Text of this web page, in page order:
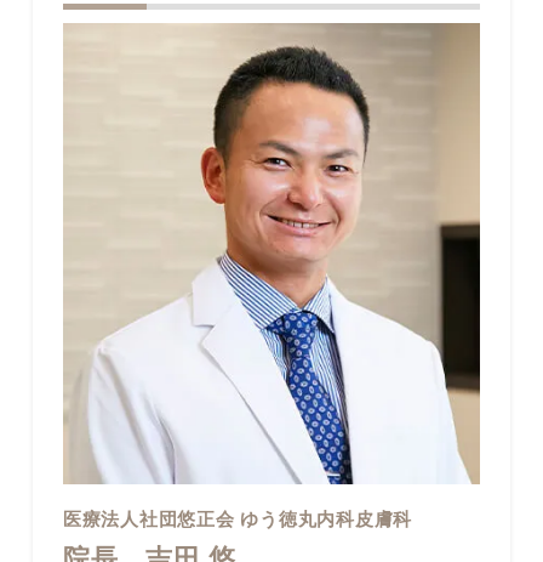
医療法人社団悠正会 ゆう徳丸内科皮膚科